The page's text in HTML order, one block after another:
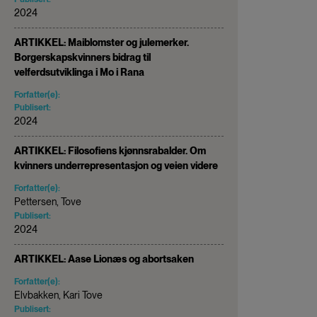
2024
ARTIKKEL: Maiblomster og julemerker.
Borgerskapskvinners bidrag til
velferdsutviklinga i Mo i Rana
Forfatter(e):
Publisert:
2024
ARTIKKEL: Filosofiens kjønnsrabalder. Om
kvinners underrepresentasjon og veien videre
Forfatter(e):
Pettersen, Tove
Publisert:
2024
ARTIKKEL: Aase Lionæs og abortsaken
Forfatter(e):
Elvbakken, Kari Tove
Publisert: